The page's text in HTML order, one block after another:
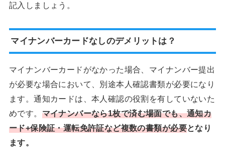
記入しましょう。
マイナンバーカードなしのデメリットは？
マイナンバーカードがなかった場合、マイナンバー提出
が必要な場合において、別途本人確認書類が必要になり
ます。通知カードは、本人確認の役割を有していないた
めです。 マイナンバーなら1枚で済む場面でも、通知カ
ード+保険証・運転免許証など複数の書類が必要となり
ます。